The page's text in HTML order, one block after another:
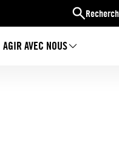
AGIR AVEC NOUS